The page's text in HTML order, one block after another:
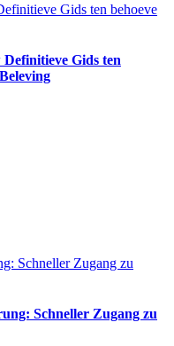
Gids ten behoeve
Gids ten
Schneller Zugang zu
Schneller Zugang zu